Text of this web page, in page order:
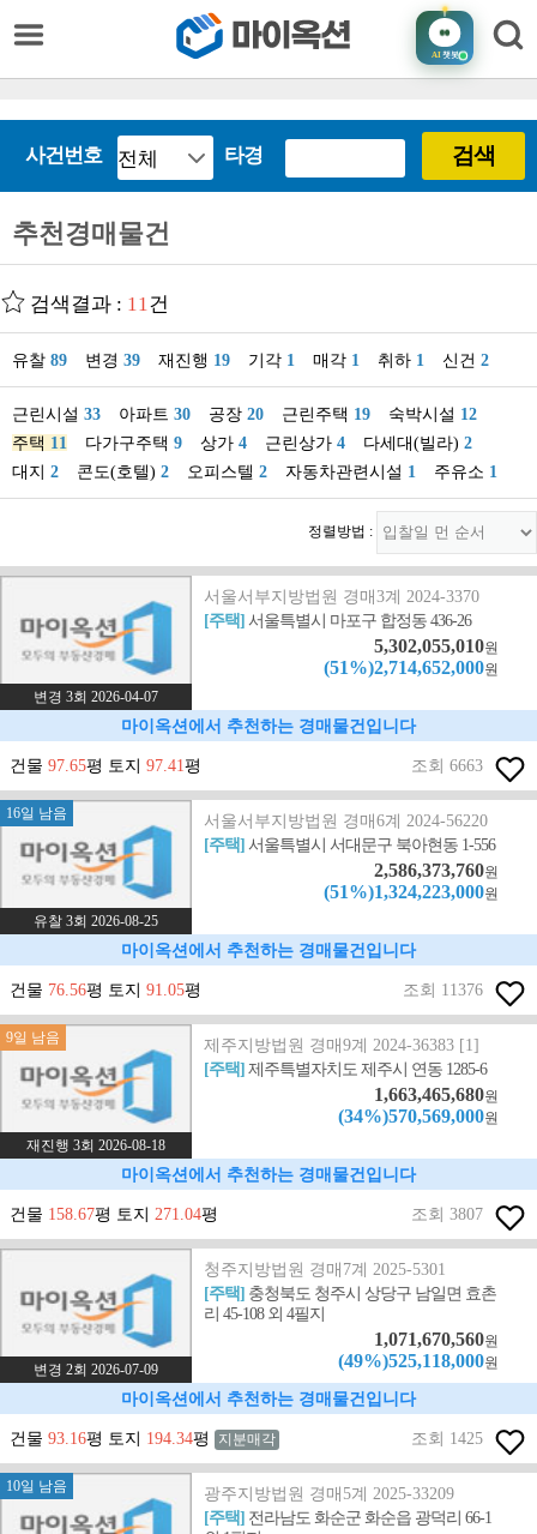
AI챗봇
사건번호 타경 검색
추천경매물건
검색결과 : 11건
유찰 89 변경 39 재진행 19 기각 1 매각 1 취하 1 신건 2
근린시설 33 아파트 30 공장 20 근린주택 19 숙박시설 12
주택 11 다가구주택 9 상가 4 근린상가 4 다세대(빌라) 2
대지 2 콘도(호텔) 2 오피스텔 2 자동차관련시설 1 주유소 1
정렬방법 :
변경 3회 2026-04-07
서울서부지방법원 경매3계 2024-3370
[주택]서울특별시 마포구 합정동 436-26
5,302,055,010원
(51%)2,714,652,000원
마이옥션에서 추천하는 경매물건입니다
건물 97.65평 토지 97.41평 조회 6663
16일 남음
유찰 3회 2026-08-25
서울서부지방법원 경매6계 2024-56220
[주택]서울특별시 서대문구 북아현동 1-556
2,586,373,760원
(51%)1,324,223,000원
마이옥션에서 추천하는 경매물건입니다
건물 76.56평 토지 91.05평 조회 11376
9일 남음
재진행 3회 2026-08-18
제주지방법원 경매9계 2024-36383 [1]
[주택]제주특별자치도 제주시 연동 1285-6
1,663,465,680원
(34%)570,569,000원
마이옥션에서 추천하는 경매물건입니다
건물 158.67평 토지 271.04평 조회 3807
변경 2회 2026-07-09
청주지방법원 경매7계 2025-5301
[주택] 충청북도 청주시 상당구 남일면 효촌
리 45-108 외 4필지
1,071,670,560원
(49%)525,118,000원
마이옥션에서 추천하는 경매물건입니다
건물 93.16평 토지 194.34평 지분매각 조회 1425
10일 남음
광주지방법원 경매5계 2025-33209
[주택] 전라남도 화순군 화순읍 광덕리 66-1